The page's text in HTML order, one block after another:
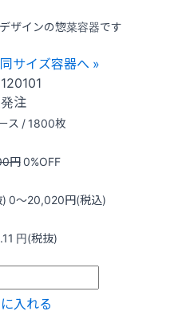
ザインの惣菜容器です
同サイズ容器へ »
120101
注
ス / 1800枚
円0%OFF
0〜20,020円(税込)
円(税抜)
入れる